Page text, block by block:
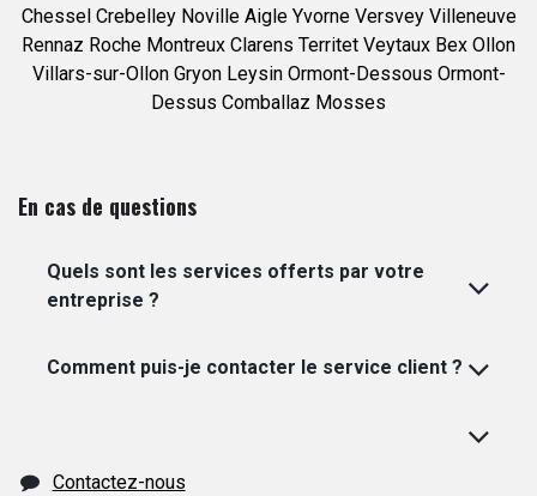
Chessel Crebelley Noville Aigle Yvorne Versvey Villeneuve
Rennaz Roche Montreux Clarens Territet Veytaux Bex Ollon
Villars-sur-Ollon Gryon Leysin Ormont-Dessous Ormont-
Dessus Comballaz Mosses
En cas de questions
Quels sont les services offerts par votre
entreprise ?
Comment puis-je contacter le service client ?
Contactez-nous